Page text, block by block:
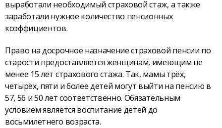
выработали необходимый страховой стаж, а также
заработали нужное количество пенсионных
коэффициентов.
Право на досрочное назначение страховой пенсии по
старости предоставляется женщинам, имеющим не
менее 15 лет страхового стажа. Так, мамы трёх,
четырёх, пяти и более детей могут выйти на пенсию в
57, 56 и 50 лет соответственно. Обязательным
условием является воспитание детей до
восьмилетнего возраста.